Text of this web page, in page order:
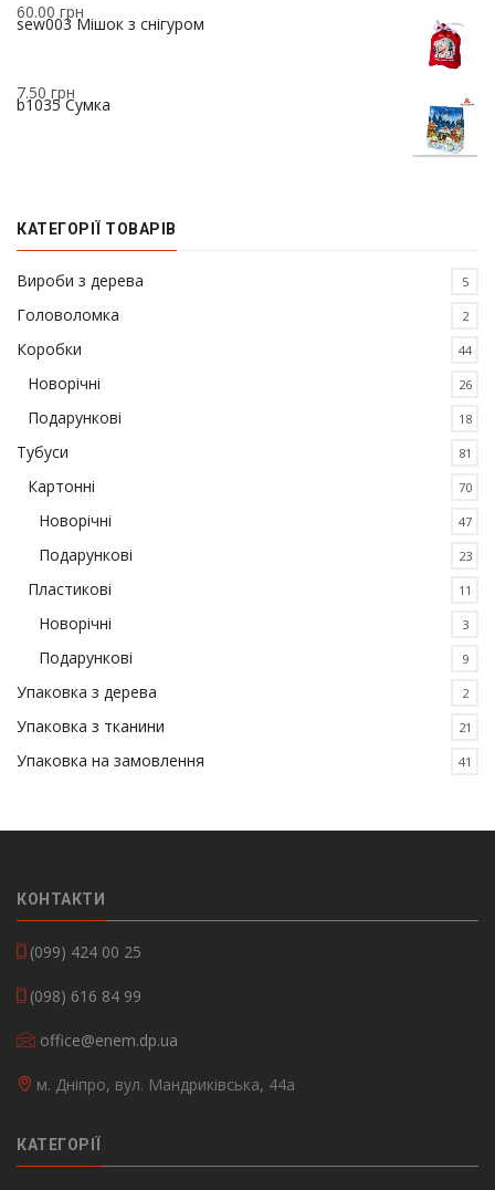
sew003 Мішок з снігуром
60.00 грн
b1035 Сумка
7.50 грн
КАТЕГОРІЇ ТОВАРІВ
Вироби з дерева 5
Головоломка 2
Коробки 44
Новорічні 26
Подарункові 18
Тубуси 81
Картонні 70
Новорічні 47
Подарункові 23
Пластикові 11
Новорічні 3
Подарункові 9
Упаковка з дерева 2
Упаковка з тканини 21
Упаковка на замовлення 41
КОНТАКТИ
(099) 424 00 25
(098) 616 84 99
office@enem.dp.ua
м. Дніпро, вул. Мандриківська, 44а
КАТЕГОРІЇ